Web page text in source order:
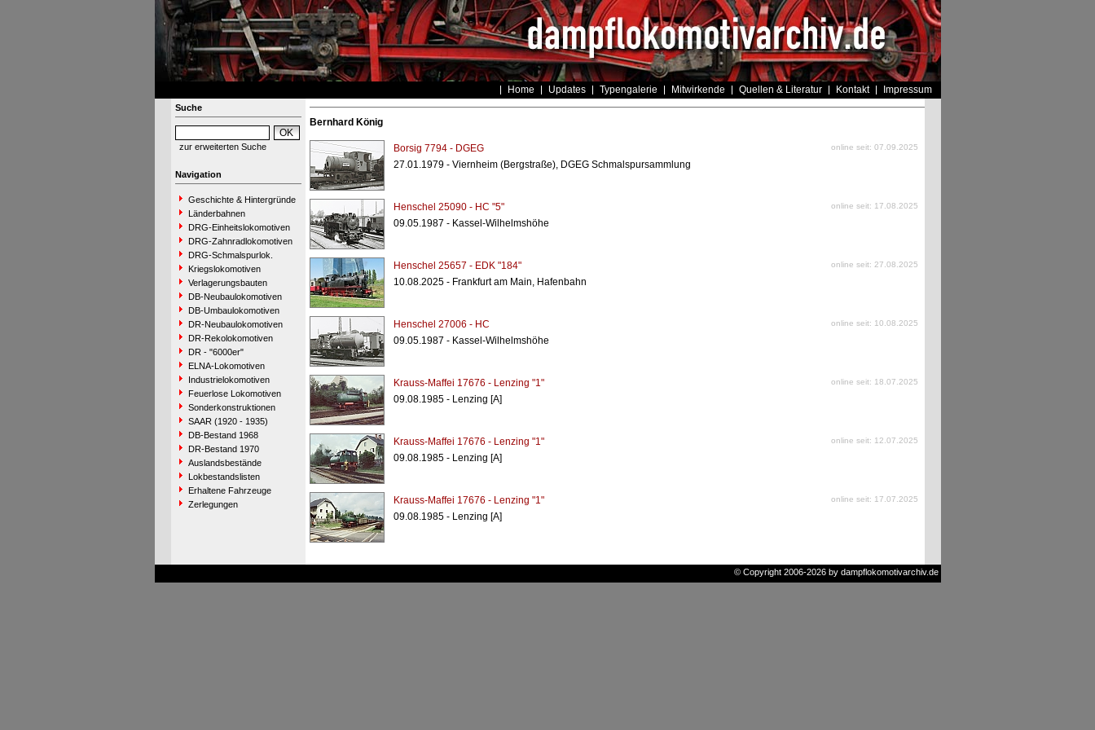
Home Updates Typengalerie Mitwirkende Quellen & Literatur Kontakt Impressum
Suche
zur erweiterten Suche
Navigation
Geschichte & Hintergründe
Länderbahnen
DRG-Einheitslokomotiven
DRG-Zahnradlokomotiven
DRG-Schmalspurlok.
Kriegslokomotiven
Verlagerungsbauten
DB-Neubaulokomotiven
DB-Umbaulokomotiven
DR-Neubaulokomotiven
DR-Rekolokomotiven
DR - "6000er"
ELNA-Lokomotiven
Industrielokomotiven
Feuerlose Lokomotiven
Sonderkonstruktionen
SAAR (1920 - 1935)
DB-Bestand 1968
DR-Bestand 1970
Auslandsbestände
Lokbestandslisten
Erhaltene Fahrzeuge
Zerlegungen
Bernhard König
Borsig 7794 - DGEG online seit: 07.09.2025
27.01.1979 - Viernheim (Bergstraße), DGEG Schmalspursammlung
Henschel 25090 - HC "5" online seit: 17.08.2025
09.05.1987 - Kassel-Wilhelmshöhe
Henschel 25657 - EDK "184" online seit: 27.08.2025
10.08.2025 - Frankfurt am Main, Hafenbahn
Henschel 27006 - HC online seit: 10.08.2025
09.05.1987 - Kassel-Wilhelmshöhe
Krauss-Maffei 17676 - Lenzing "1" online seit: 18.07.2025
09.08.1985 - Lenzing [A]
Krauss-Maffei 17676 - Lenzing "1" online seit: 12.07.2025
09.08.1985 - Lenzing [A]
Krauss-Maffei 17676 - Lenzing "1" online seit: 17.07.2025
09.08.1985 - Lenzing [A]
© Copyright 2006-2026 by dampflokomotivarchiv.de